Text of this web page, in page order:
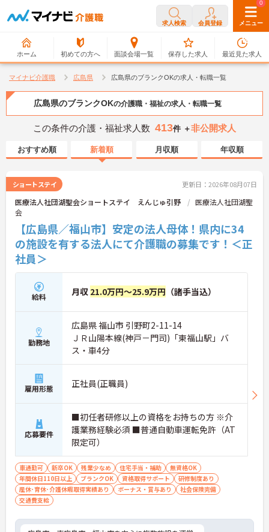
求人検索 会員登録 メニュー
ホーム 初めての方へ 面談会場一覧
0
保存した求人
0
最近見た求人
マイナビ介護職 広島県 広島県のブランクOKの求人・転職一覧
広島県のブランクOKの介護職・福祉の求人・転職一覧
この条件の介護・福祉求人数 413件 ＋非公開求人
おすすめ順 新着順 月収順 年収順
ショートステイ 更新日：2026年08月07日
医療法人社団湖聖会ショートステイ えんじゅ引野
医療法人社団湖聖
会
【広島県／福山市】安定の法人母体！県内に34
の施設を有する法人にて介護職の募集です！＜正
社員＞
給料 月収 21.0万円～25.9万円 （諸手当込）
勤務地
広島県 福山市 引野町2-11-14
ＪＲ山陽本線(神戸－門司)「東福山駅」バ
ス・車4分
雇用形態 正社員(正職員)
応募要件
■初任者研修以上の資格をお持ちの方 ※介
護業務経験必須 ■普通自動車運転免許（AT
限定可）
車通勤可 新卒OK 残業少なめ 住宅手当・補助
無資格OK
年間休日110日以上
ブランクOK 資格取得サポート
研修制度あり
産休･育休･介護休暇取得実績あり
ボーナス・賞与あり
社会保険完備
交通費支給